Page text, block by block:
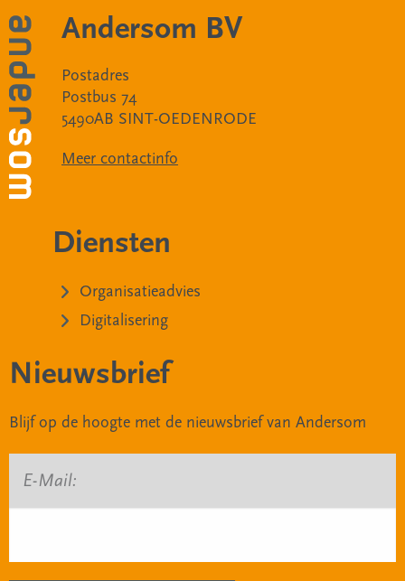
Andersom BV
Postadres
Postbus 74
5490AB SINT-OEDENRODE
Meer contactinfo
Diensten
Organisatieadvies
Digitalisering
Nieuwsbrief
Blijf op de hoogte met de nieuwsbrief van Andersom
E-Mail: